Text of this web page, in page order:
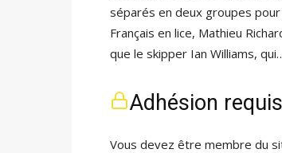
séparés en deux groupes
Français en lice, Mathieu
que le skipper Ian Williams,
Adhésion
Vous devez être membre du